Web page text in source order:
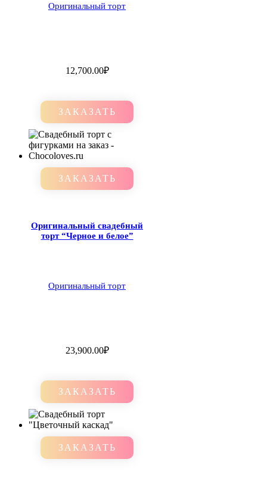
Оригинальный торт
12,700.00₽
ЗАКАЗАТЬ
ЗАКАЗАТЬ
Оригинальный свадебный
торт “Черное и белое”
Оригинальный торт
23,900.00₽
ЗАКАЗАТЬ
ЗАКАЗАТЬ